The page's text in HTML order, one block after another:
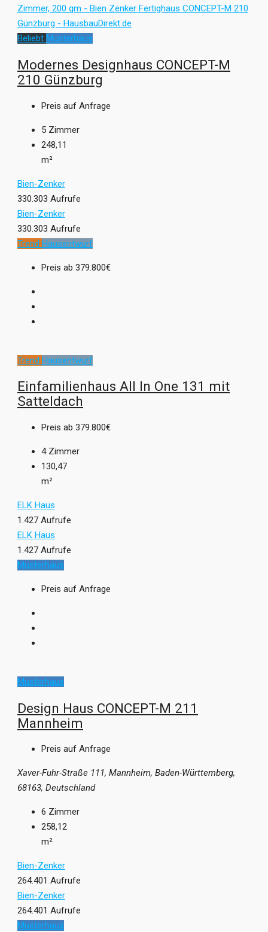
Beliebt Musterhaus
Modernes Designhaus CONCEPT-M
210 Günzburg
Preis auf Anfrage
5 Zimmer
248,11
m²
Bien-Zenker
330.303 Aufrufe
Bien-Zenker
330.303 Aufrufe
Trend Hausentwurf
Preis ab 379.800€
Trend Hausentwurf
Einfamilienhaus All In One 131 mit
Satteldach
Preis ab 379.800€
4 Zimmer
130,47
m²
ELK Haus
1.427 Aufrufe
ELK Haus
1.427 Aufrufe
Musterhaus
Preis auf Anfrage
Musterhaus
Design Haus CONCEPT-M 211
Mannheim
Preis auf Anfrage
Xaver-Fuhr-Straße 111, Mannheim, Baden-Württemberg,
68163, Deutschland
6 Zimmer
258,12
m²
Bien-Zenker
264.401 Aufrufe
Bien-Zenker
264.401 Aufrufe
Musterhaus